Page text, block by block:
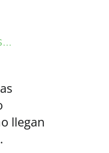
llegan